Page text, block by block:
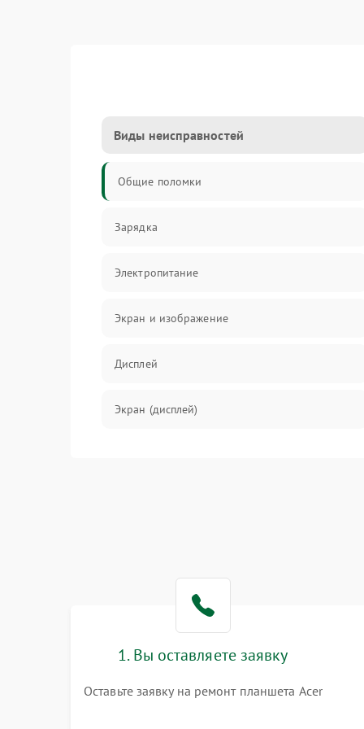
Виды неисправностей
Общие поломки
Зарядка
Электропитание
Экран и изображение
Дисплей
Экран (дисплей)
Влага и механические повреждения
Сеть и интернет
1. Вы оставляете заявку
Оставьте заявку на ремонт планшета Acer